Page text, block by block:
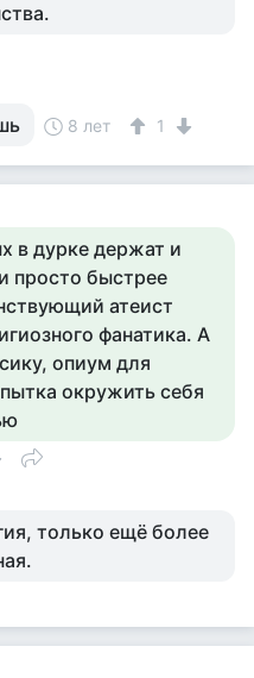
8 лет 1
в дурке держат и
просто быстрее
атеист
фанатика. А
опиум для
окружить себя
только ещё более